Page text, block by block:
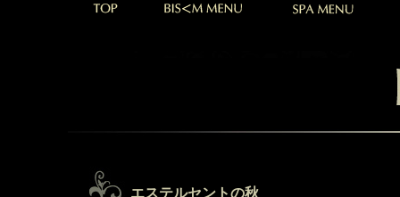
エステルセントの秋